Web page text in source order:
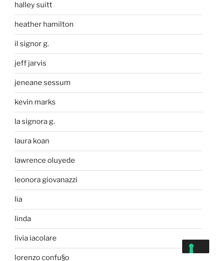
halley suitt
heather hamilton
il signor g.
jeff jarvis
jeneane sessum
kevin marks
la signora g.
laura koan
lawrence oluyede
leonora giovanazzi
lia
linda
livia iacolare
lorenzo confu§o